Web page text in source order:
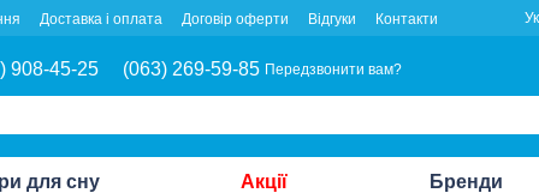
Доставка і оплата Договір оферти Відгуки Контакти
908-45-25 (063) 269-59-85 Передзвонити вам?
для сну Акції Бренди